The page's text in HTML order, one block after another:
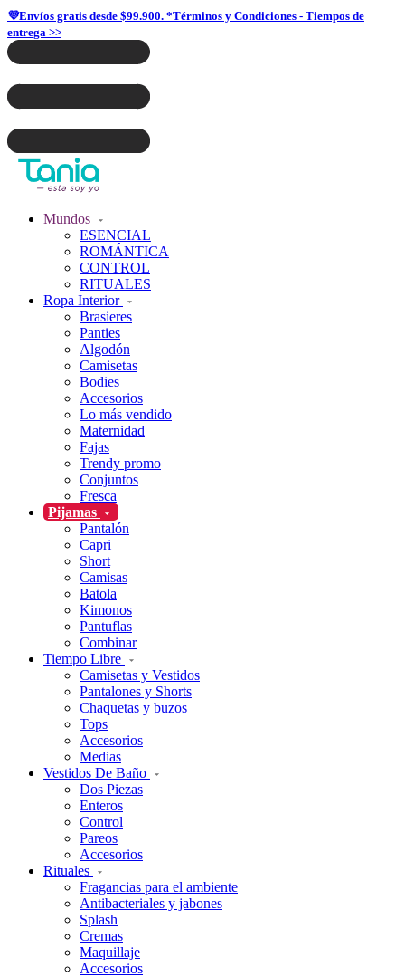
💜Envíos gratis desde $99.900. *Términos y Condiciones - Tiempos de
entrega >>
Mundos
ESENCIAL
ROMÁNTICA
CONTROL
RITUALES
Ropa Interior
Brasieres
Panties
Algodón
Camisetas
Bodies
Accesorios
Lo más vendido
Maternidad
Fajas
Trendy promo
Conjuntos
Fresca
Pijamas
Pantalón
Capri
Short
Camisas
Batola
Kimonos
Pantuflas
Combinar
Tiempo Libre
Camisetas y Vestidos
Pantalones y Shorts
Chaquetas y buzos
Tops
Accesorios
Medias
Vestidos De Baño
Dos Piezas
Enteros
Control
Pareos
Accesorios
Rituales
Fragancias para el ambiente
Antibacteriales y jabones
Splash
Cremas
Maquillaje
Accesorios